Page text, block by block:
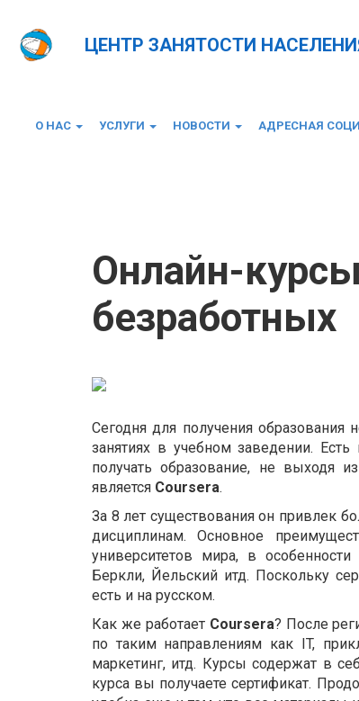
ЦЕНТР ЗАНЯТОСТИ
О НАС УСЛУГИ НОВОСТИ АДРЕСНАЯ
Онлайн-
безработных
Сегодня для получения образования
занятиях в учебном заведении.
получать образование, не выходя
является Coursera.
За 8 лет существования он привлек
дисциплинам. Основное
университетов мира, в
Беркли, Йельский итд. Поскольку
есть и на русском.
Как же работает Coursera? После
по таким направлениям как IT,
маркетинг, итд. Курсы содержат в
курса вы получаете сертификат.